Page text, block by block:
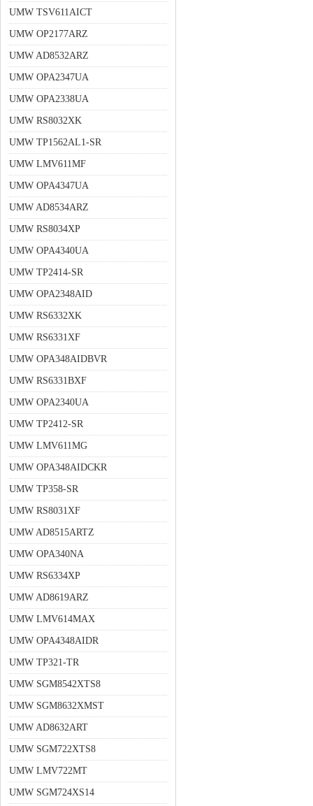
UMW TSV611AICT
UMW OP2177ARZ
UMW AD8532ARZ
UMW OPA2347UA
UMW OPA2338UA
UMW RS8032XK
UMW TP1562AL1-SR
UMW LMV611MF
UMW OPA4347UA
UMW AD8534ARZ
UMW RS8034XP
UMW OPA4340UA
UMW TP2414-SR
UMW OPA2348AID
UMW RS6332XK
UMW RS6331XF
UMW OPA348AIDBVR
UMW RS6331BXF
UMW OPA2340UA
UMW TP2412-SR
UMW LMV611MG
UMW OPA348AIDCKR
UMW TP358-SR
UMW RS8031XF
UMW AD8515ARTZ
UMW OPA340NA
UMW RS6334XP
UMW AD8619ARZ
UMW LMV614MAX
UMW OPA4348AIDR
UMW TP321-TR
UMW SGM8542XTS8
UMW SGM8632XMST
UMW AD8632ART
UMW SGM722XTS8
UMW LMV722MT
UMW SGM724XS14